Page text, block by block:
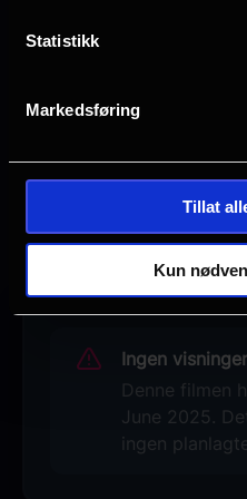
Statistikk
Markedsføring
Tillat
Kun
Distributør
Ingen
Denne filmen
June 2025.
ingen